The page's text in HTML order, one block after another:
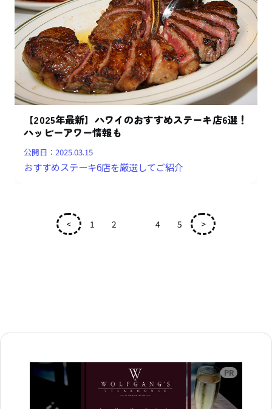
【2025年最新】ハワイのおすすめステーキ店6選！
ハッピーアワー情報も
公開日：2025.03.15
おすすめステーキ6店を厳選してご紹介
< 1 2 4 5 >
広告